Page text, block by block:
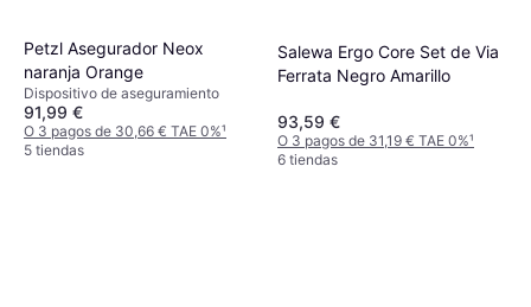
Petzl Asegurador Neox
naranja Orange
Dispositivo de aseguramiento
91,99 €
O 3 pagos de 30,66 € TAE 0%¹
5 tiendas
Salewa Ergo Core Set de Via
Ferrata Negro Amarillo
93,59 €
O 3 pagos de 31,19 € TAE 0%¹
6 tiendas